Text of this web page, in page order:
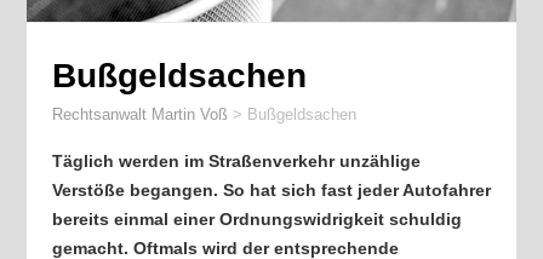
Bußgeldsachen
Rechtsanwalt Martin Voß> Bußgeldsachen
Täglich werden im Straßenverkehr unzählige
Verstöße begangen. So hat sich fast jeder Autofahrer
bereits einmal einer Ordnungswidrigkeit schuldig
gemacht. Oftmals wird der entsprechende